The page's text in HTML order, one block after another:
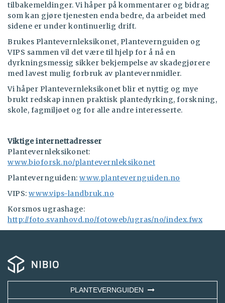
tilbakemeldinger. Vi håper på kommentarer og bidrag
som kan gjøre tjenesten enda bedre, da arbeidet med
sidene er under kontinuerlig drift.
Brukes Plantevernleksikonet, Plantevernguiden og
VIPS sammen vil det være til hjelp for å nå en
dyrkningsmessig sikker bekjempelse av skadegjørere
med lavest mulig forbruk av plantevernmidler.
Vi håper Plantevernleksikonet blir et nyttig og mye
brukt redskap innen praktisk plantedyrking, forskning,
skole, fagmiljøet og for alle andre interesserte.
Viktige internettadresser
Plantevernleksikonet:
www.bioforsk.no/plantevernleksikonet
Plantevernguiden: www.plantevernguiden.no
VIPS: www.vips-landbruk.no
Korsmos ugrashage:
http://foto.svanhovd.no/fotoweb/ugras/no/index.fwx
PLANTEVERNGUIDEN